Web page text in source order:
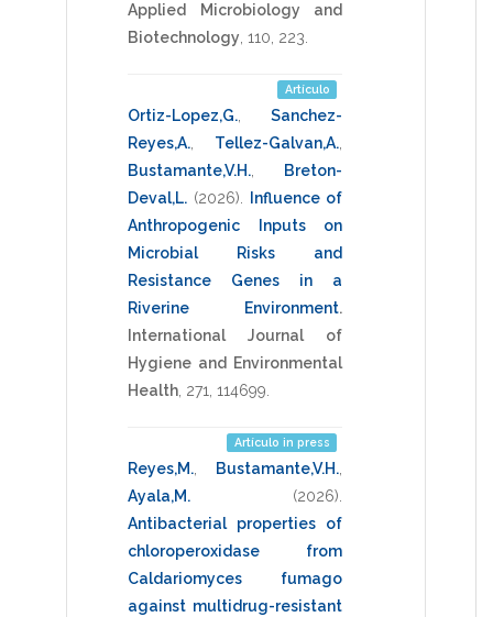
Applied Microbiology and
Biotechnology, 110, 223.
Artículo
Ortiz-Lopez,G., Sanchez-
Reyes,A., Tellez-Galvan,A.,
Bustamante,V.H.,
Breton-
Deval,L. (2026).
Influence of
Anthropogenic Inputs on
Microbial Risks and
Resistance Genes in a
Riverine Environment.
International Journal of
Hygiene and Environmental
Health, 271, 114699.
Artículo in press
Reyes,M., Bustamante,V.H.,
Ayala,M.
(2026).
Antibacterial properties of
chloroperoxidase from
Caldariomyces fumago
against multidrug-resistant